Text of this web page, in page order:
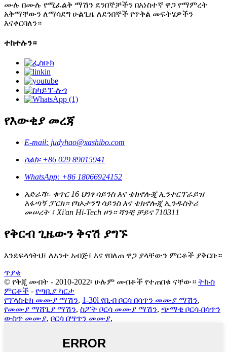
ሙሉ በሙሉ የሚፈልቅ ማሽን ደንበኞቻችን በአነስተኛ ዋጋ የማምረት
አቅማቸውን ለማሳደግ ሁልጊዜ ለደንበኞች የጥቅል መፍትሄዎችን
እናቀርባለን።
ተከተሉን።
የእውቂያ መረጃ
E-mail: judyhao@xashibo.com
ስልክ፡ +86 029 89015941
WhatsApp: +86 18066924152
አድራሻ፡- ቁጥር 16 ህንፃ ሳይንስ እና ቴክኖሎጂ ኢንተርፕራይዝ
አፋጣኝ ፓርክ። የካኦታንግ ሳይንስ እና ቴክኖሎጂ ኢንዱስትሪ
መሠረት ፣ Xi'an Hi-Tech ዞን። ሻንቺ ቻይና 710311
የቅርብ ጊዜውን ቅናሽ ያግኙ
እንደፍላጎትህ፣ ለአንተ አብጅ፣ እና የበለጠ ዋጋ ያላቸውን ምርቶች ያቅርቡ።
ጥያቄ
© የቅጂ መብት - 2010-2022፡ ሁሉም መብቶች የተጠበቁ ናቸው። ትኩስ
ምርቶች - የጣቢያ ካርታ
የፕላስቲክ መሙያ ማሽን, 1-30l የቢብ ቦርሳ በሳጥን መሙያ ማሽን,
የመሙያ ማሸጊያ ማሽን, ስፖት ቦርሳ መሙያ ማሽን, ጭማቂ ቦርሳ-በሳጥን
ውስጥ መሙያ, ቦርሳ በሣጥን መሙያ,